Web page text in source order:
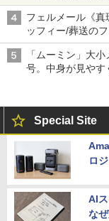
フェルメール《真
ッフィー/葬送の
「ムーミン」大
号。中身が見やす
Special Site
ロ
AI
な